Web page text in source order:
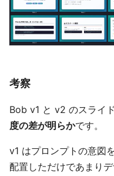
考察
Bob v1 と v2 のスライ
度の差が明らかです。
v1 はプロンプトの意図
配置しただけであまり